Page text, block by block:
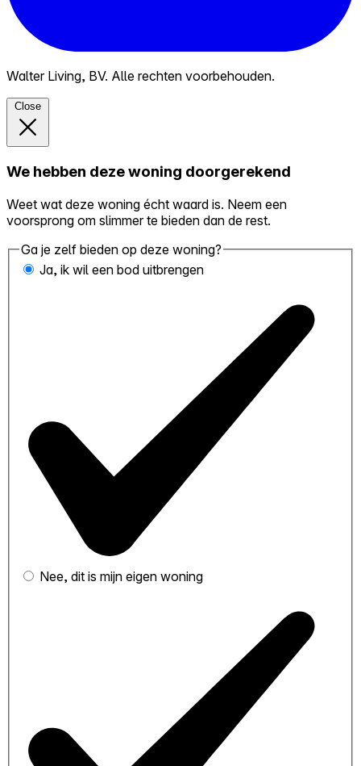
Walter Living, BV. Alle rechten voorbehouden.
Close
We hebben deze woning doorgerekend
Weet wat deze woning écht waard is. Neem een
voorsprong om slimmer te bieden dan de rest.
Ga je zelf bieden op deze woning?
Ja, ik wil een bod uitbrengen
Nee, dit is mijn eigen woning